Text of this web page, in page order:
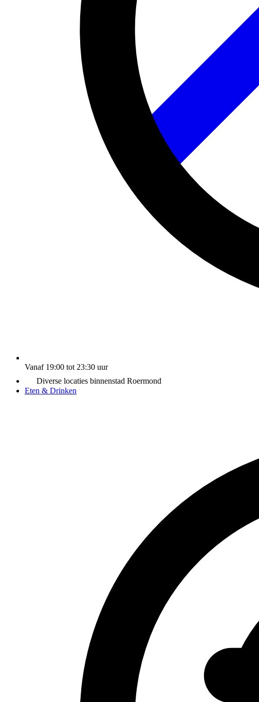
Eten & Drinken
Vanaf 19:00 tot 23:30 uur
Diverse locaties binnenstad Roermond